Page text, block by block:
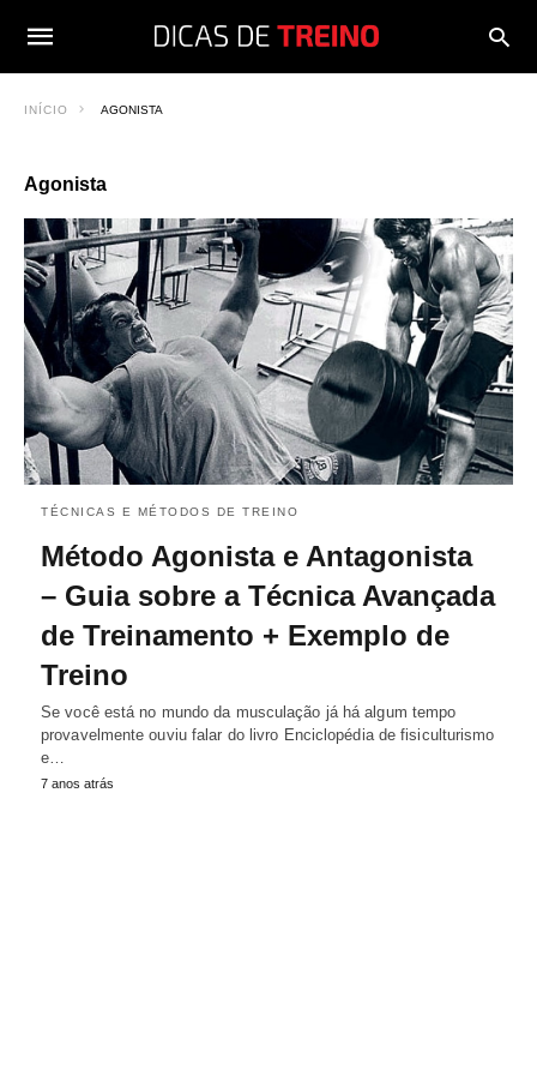
INÍCIO AGONISTA
Agonista
TÉCNICAS E MÉTODOS DE TREINO
Método Agonista e Antagonista
– Guia sobre a Técnica Avançada
de Treinamento + Exemplo de
Treino
Se você está no mundo da musculação já há algum tempo
provavelmente ouviu falar do livro Enciclopédia de fisiculturismo
e…
7 anos atrás